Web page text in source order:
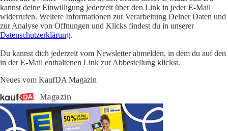
kannst deine Einwilligung jederzeit über den Link in jeder E-Mail
widerrufen. Weitere Informationen zur Verarbeitung Deiner Daten und
zur Analyse von Öffnungen und Klicks findest du in unserer
Datenschutzerklärung.
Du kannst dich jederzeit vom Newsletter abmelden, in dem du auf den
in der E-Mail enthaltenen Link zur Abbestellung klickst.
Neues vom KaufDA Magazin